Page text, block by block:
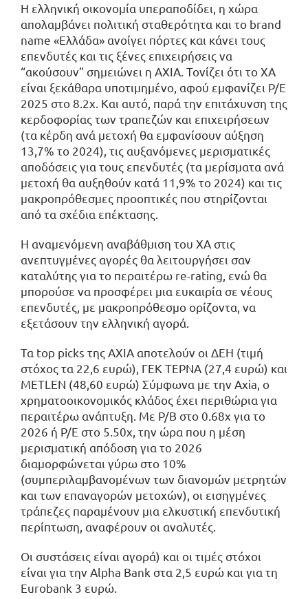
H ελληνική οικονομία υπεραποδίδει, η χώρα
απολαμβάνει πολιτική σταθερότητα και το brand
name «Ελλάδα» ανοίγει πόρτες και κάνει τους
επενδυτές και τις ξένες επιχειρήσεις να
“ακούσουν” σημειώνει η AXIA. Τονίζει ότι το ΧΑ
είναι ξεκάθαρα υποτιμημένο, αφού εμφανίζει P/E
2025 στο 8.2x. Και αυτό, παρά την επιτάχυνση της
κερδοφορίας των τραπεζών και επιχειρήσεων
(τα κέρδη ανά μετοχή θα εμφανίσουν αύξηση
13,7% το 2024), τις αυξανόμενες μερισματικές
αποδόσεις για τους επενδυτές (τα μερίσματα ανά
μετοχή θα αυξηθούν κατά 11,9% το 2024) και τις
μακροπρόθεσμες προοπτικές που στηρίζονται
από τα σχέδια επέκτασης.
Η αναμενόμενη αναβάθμιση του ΧΑ στις
ανεπτυγμένες αγορές θα λειτουργήσει σαν
καταλύτης για το περαιτέρω re-rating, ενώ θα
μπορούσε να προσφέρει μια ευκαιρία σε νέους
επενδυτές, με μακροπρόθεσμο ορίζοντα, να
εξετάσουν την ελληνική αγορά.
Τα top picks της ΑΧΙΑ αποτελούν οι ΔΕΗ (τιμή
στόχος τα 22,6 ευρώ), ΓΕΚ ΤΕΡΝΑ (27,4 ευρώ) και
METLEN (48,60 ευρώ) Σύμφωνα με την Axia, ο
χρηματοοικονομικός κλάδος έχει περιθώρια για
περαιτέρω ανάπτυξη. Με P/B στο 0.68x για το
2026 ή P/E στο 5.50x, την ώρα που η μέση
μερισματική απόδοση για το 2026
διαμορφώνεται γύρω στο 10%
(συμπεριλαμβανομένων των διανομών μετρητών
και των επαναγορών μετοχών), οι εισηγμένες
τράπεζες παραμένουν μια ελκυστική επενδυτική
περίπτωση, αναφέρουν οι αναλυτές.
Οι συστάσεις είναι αγορά) και οι τιμές στόχοι
είναι για την Alpha Bank στα 2,5 ευρώ και για τη
Eurobank 3 ευρώ.